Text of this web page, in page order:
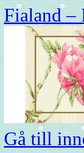
Fialand –
Gå till